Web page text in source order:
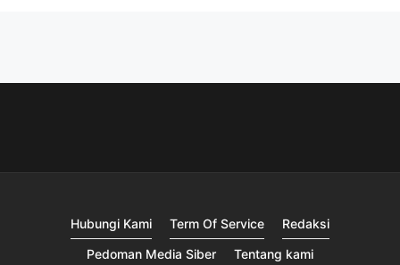
Hubungi Kami Term Of Service
Redaksi
Pedoman Media Siber
Tentang kami